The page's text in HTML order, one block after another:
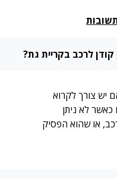
קודן לרכב בקריית גת?
יש צורך לקרוא
לא ניתן
או שהוא הפסיק